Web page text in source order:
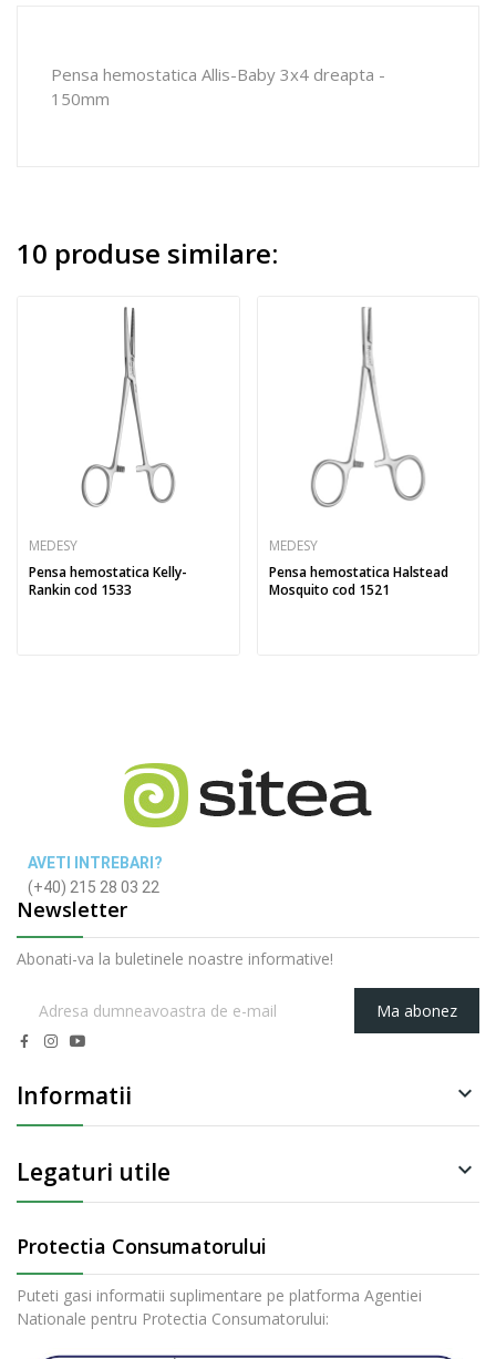
Pensa hemostatica Allis-Baby 3x4 dreapta -
150mm
10 produse similare:
MEDESY
Pensa hemostatica Kelly-
Rankin cod 1533
MEDESY
Pensa hemostatica Halstead
Mosquito cod 1521
AVETI INTREBARI?
(+40) 215 28 03 22
Newsletter
Abonati-va la buletinele noastre informative!
Ma abonez
Informatii 
Legaturi utile 
Protectia Consumatorului
Puteti gasi informatii suplimentare pe platforma Agentiei
Nationale pentru Protectia Consumatorului: